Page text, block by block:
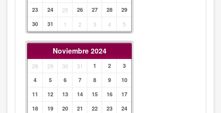
23
24 25 26 27 28
29
30
31 1 2 3 4 5
Noviembre 2024
28 29 30 31 1 2
3
4
5 6 7 8 9
10
11
12 13 14 15 16
17
18
19 20 21 22 23
24